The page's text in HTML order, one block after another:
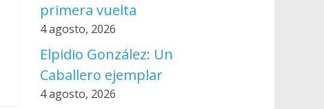
primera vuelta
4 agosto, 2026
Elpidio González: Un
Caballero ejemplar
4 agosto, 2026